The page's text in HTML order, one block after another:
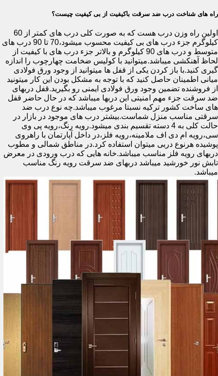
راه های شناخت درب ضد سرقت باکیفیت از بی کیفیت چیست؟
اولین راه وزن درب هست که به صورت کلی درب های کمتر از 60
کیلوگرم جزء درب های بی کیفیت محسوب میشود،70 تا 90 درب های
متوسط و درب های 90 کیلوگرم و بالاتر جزء درب های با کیفیت از
لحاظ آهنکشی میباشد.میتوانید با کولیس ضخامت چهارچوب را اندازه
گیری کنید.با باز کردن یکی از قفل ها میتوانید از وجود ورق فولادی
میانی اطمینان حاصل کنید که با توجه به مشکل بودن این کار میتونید
از فروشنده تضمین وجود ورق فولادی ایمنی رو بگیرید.قفل دربهای
ضد سرقت جزء مهم امنیتی این دربها میباشد که در حال حاضر قفل
های ساخت کشور ترکیه نسبتا مرغوب میباشد.چه نوع درب ضد
سرقتی مناسب منزل شماست.بیشتر درب های موجود در بازار در
حالت کلی به 4 دسته تقسیم بندی میشود.رویه رنگ،رویه پی وی
سی،رویه ام دی اف ملامینه،رویه فلز،در داخل آپارتمان با راهروی
پوشیده هرنوع دربی میتوان استفاده کرد.در مناطق شمالی و مطوب
دربهای رویه فلز مناسب میباشد.خانه هایی که درب ورودی در معرض
تابش نور خورشید میباشد دربهای ضد سرقت رویه رنگ مناسب
میباشد.